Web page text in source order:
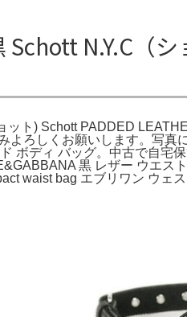
N.Y.C（
ト) Schott PADDED
ろしくお願いします。写真
ボディ バッグ。中古で自宅
黒 レザー ウエス
waist bag エブリワン ウェス